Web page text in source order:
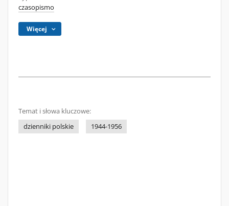
czasopismo
Więcej
Temat i słowa kluczowe:
dzienniki polskie
1944-1956